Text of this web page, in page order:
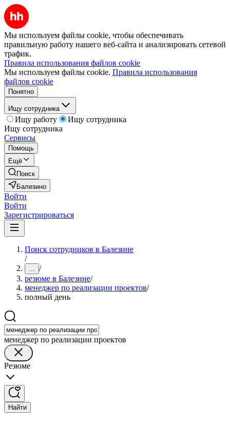
Мы используем файлы cookie, чтобы обеспечивать
правильную работу нашего веб-сайта и анализировать сетевой
трафик.
Правила использования файлов cookie
Мы используем файлы cookie. Правила использования
файлов cookie
Понятно
Ищу сотрудника
Ищу работу
Ищу сотрудника
Ищу сотрудника
Сервисы
Помощь
Ещё
Поиск
Балезино
Войти
Войти
Зарегистрироваться
Поиск сотрудников в Балезине
/
... /
резюме в Балезине/
менеджер по реализации проектов/
полный день
менеджер по реализации проектов
Резюме
Найти